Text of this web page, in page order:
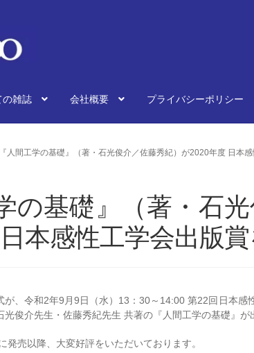
の雑誌 会社概要 プライバシーポリシー
『人間工学の基礎』（著・石光俊介／佐藤秀紀）が2020年度 日本
の基礎』（著・石
本感性工学会出版
が、令和2年9月9日（水）13：30～14:00 第22回日本
俊介先生・佐藤秀紀先生 共著の『人間工学の基礎』が
発売以降、大変好評をいただいております。